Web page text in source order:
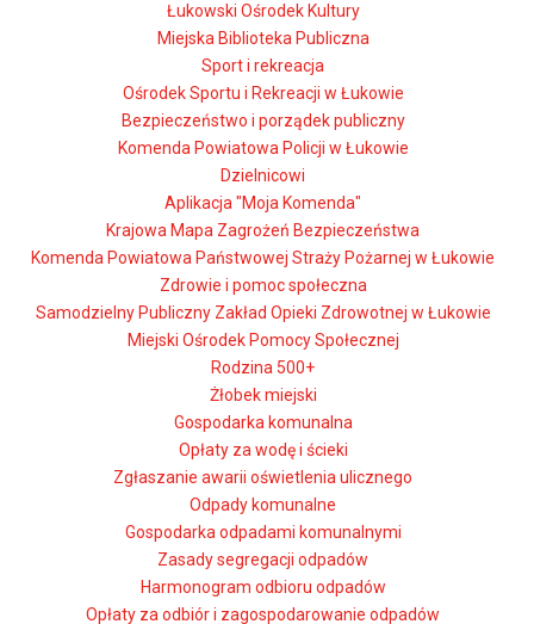
Łukowski Ośrodek Kultury
Miejska Biblioteka Publiczna
Sport i rekreacja
Ośrodek Sportu i Rekreacji w Łukowie
Bezpieczeństwo i porządek publiczny
Komenda Powiatowa Policji w Łukowie
Dzielnicowi
Aplikacja "Moja Komenda"
Krajowa Mapa Zagrożeń Bezpieczeństwa
Komenda Powiatowa Państwowej Straży Pożarnej w Łukowie
Zdrowie i pomoc społeczna
Samodzielny Publiczny Zakład Opieki Zdrowotnej w Łukowie
Miejski Ośrodek Pomocy Społecznej
Rodzina 500+
Żłobek miejski
Gospodarka komunalna
Opłaty za wodę i ścieki
Zgłaszanie awarii oświetlenia ulicznego
Odpady komunalne
Gospodarka odpadami komunalnymi
Zasady segregacji odpadów
Harmonogram odbioru odpadów
Opłaty za odbiór i zagospodarowanie odpadów